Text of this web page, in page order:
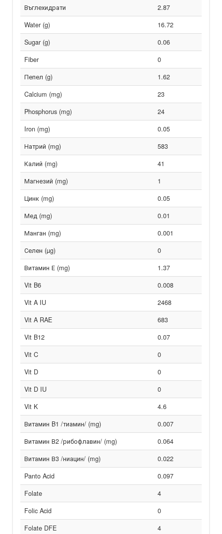
Въглехидрати
2.87
Water (g)
16.72
Sugar (g)
0.06
Fiber
0
Пепел (g)
1.62
Calcium (mg)
23
Phosphorus (mg)
24
Iron (mg)
0.05
Натрий (mg)
583
Калий (mg)
41
Магнезий (mg)
1
Цинк (mg)
0.05
Мед (mg)
0.01
Манган (mg)
0.001
Селен (µg)
0
Витамин Е (mg)
1.37
Vit B6
0.008
Vit A IU
2468
Vit A RAE
683
Vit B12
0.07
Vit C
0
Vit D
0
Vit D IU
0
Vit K
4.6
Витамин B1 /тиамин/ (mg)
0.007
Витамин В2 /рибофлавин/ (mg)
0.064
Витамин В3 /ниацин/ (mg)
0.022
Panto Acid
0.097
Folate
4
Folic Acid
0
Folate DFE
4